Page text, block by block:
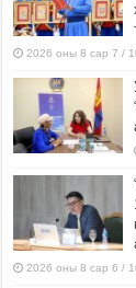
2026 оны 8 сар 7 /
2026 оны 8 сар 6 /